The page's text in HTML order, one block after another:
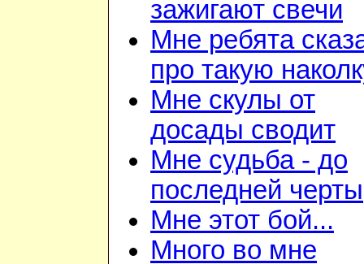
зажигают свечи
Мне ребята
про такую
Мне скулы от
досады сводит
Мне судьба - до
последней черты
Мне этот бой...
Много во мне